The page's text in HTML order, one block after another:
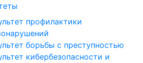
профилактики
борьбы с преступностью
кибербезопасности и